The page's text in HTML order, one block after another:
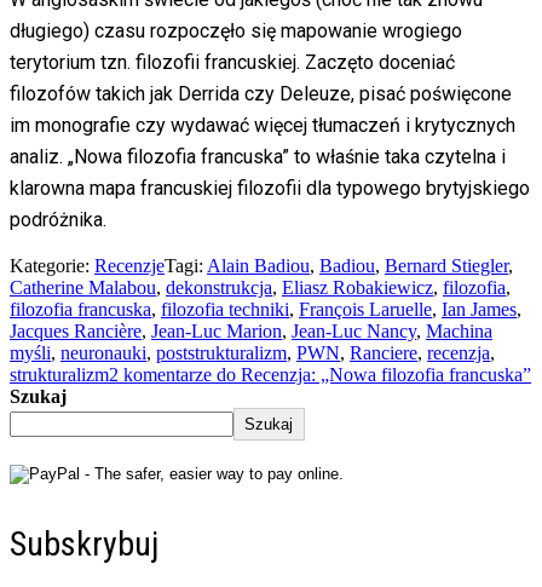
długiego) czasu rozpoczęło się mapowanie wrogiego
terytorium tzn. filozofii francuskiej. Zaczęto doceniać
filozofów takich jak Derrida czy Deleuze, pisać poświęcone
im monografie czy wydawać więcej tłumaczeń i krytycznych
analiz. „Nowa filozofia francuska” to właśnie taka czytelna i
klarowna mapa francuskiej filozofii dla typowego brytyjskiego
podróżnika.
Kategorie: RecenzjeTagi: Alain Badiou, Badiou, Bernard Stiegler,
Catherine Malabou, dekonstrukcja, Eliasz Robakiewicz, filozofia,
filozofia francuska, filozofia techniki, François Laruelle, Ian James,
Jacques Rancière, Jean-Luc Marion, Jean-Luc Nancy, Machina
myśli, neuronauki, poststrukturalizm, PWN, Ranciere, recenzja,
strukturalizm2 komentarze do Recenzja: „Nowa filozofia francuska”
Szukaj
Szukaj
Subskrybuj